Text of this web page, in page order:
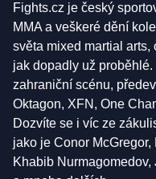
Fights.cz je český
MMA a veškeré dění
světa mixed martial arts,
jak dopadly už
zahraniční scénu,
Oktagon, XFN, One
Dozvíte se i víc ze
jako je Conor
Khabib